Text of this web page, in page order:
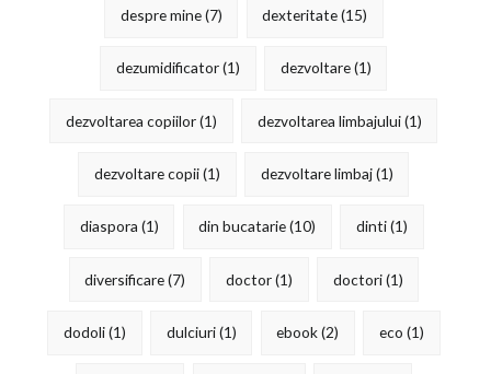
despre mine(7) dexteritate(15)
dezumidificator(1) dezvoltare(1)
dezvoltarea copiilor(1) dezvoltarea limbajului(1)
dezvoltare copii(1) dezvoltare limbaj(1)
diaspora (1) din bucatarie(10) dinti(1)
diversificare(7) doctor(1) doctori(1)
dodoli(1) dulciuri(1) ebook(2) eco (1)